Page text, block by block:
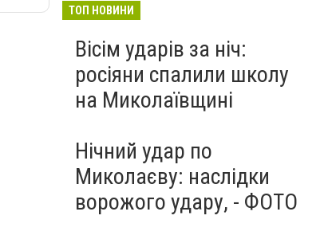
ТОП НОВИНИ
Вісім ударів за ніч:
росіяни спалили школу
на Миколаївщині
Нічний удар по
Миколаєву: наслідки
ворожого удару, - ФОТО